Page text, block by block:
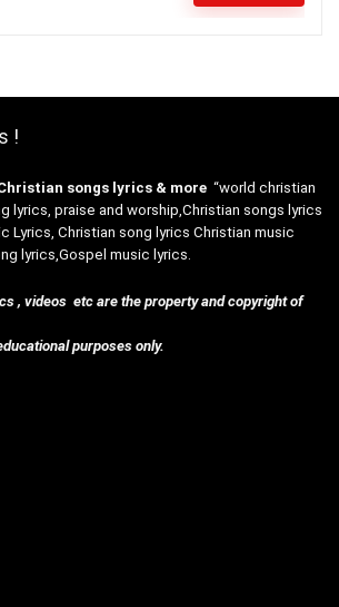
!
songs lyrics & more “world christian
lyrics, praise and worship,Christian songs lyrics
Lyrics, Christian song lyrics Christian music
lyrics,Gospel music lyrics.
, videos etc are the property and copyright of
purposes only.